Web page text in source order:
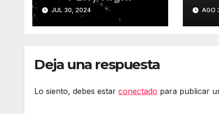
Euskal Encounter
32 – Party Night
2024
JUL 30, 2024 AGO
Deja una respuesta
Lo siento, debes estar conectado para publicar